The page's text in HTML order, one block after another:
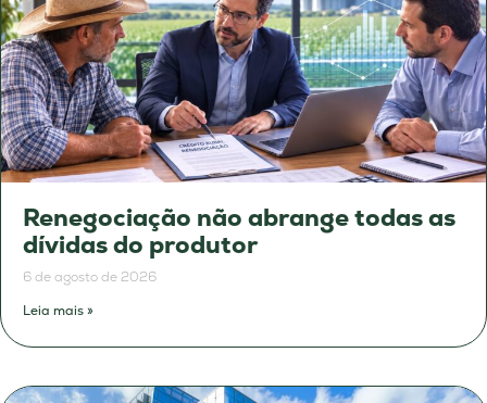
Renegociação não abrange todas as
dívidas do produtor
6 de agosto de 2026
Leia mais »